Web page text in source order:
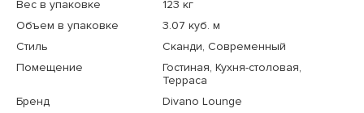
Вес в упаковке
123 кг
Объем в упаковке
3.07 куб. м
Стиль
Сканди, Современный
Помещение
Гостиная, Кухня-столовая,
Терраса
Бренд
Divano Lounge